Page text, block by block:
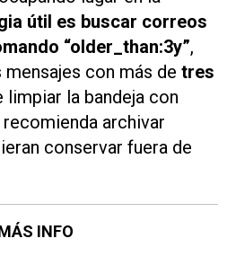
útil es buscar correos
“older_than:3y”,
con más de tres
limpiar la bandeja con
archivar
conservar fuera de
INFO